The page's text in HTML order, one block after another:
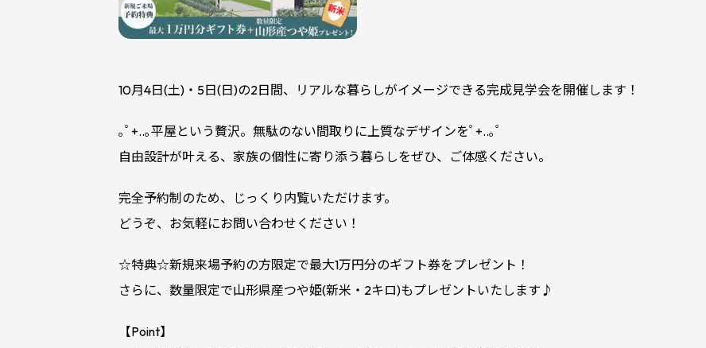
10月4日(土)・5日(日)の2日間、リアルな暮らしがイメージできる完成見学会を開催します！
｡ﾟ+..｡平屋という贅沢。無駄のない間取りに上質なデザインをﾟ+..｡ﾟ
自由設計が叶える、家族の個性に寄り添う暮らしをぜひ、ご体感ください。
完全予約制のため、じっくり内覧いただけます。
どうぞ、お気軽にお問い合わせください！
☆特典☆新規来場予約の方限定で最大1万円分のギフト券をプレゼント！
さらに、数量限定で山形県産つや姫(新米・2キロ)もプレゼントいたします♪
【Point】